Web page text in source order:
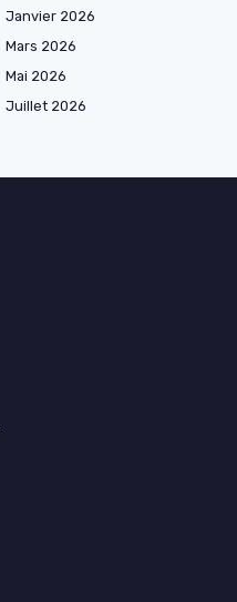
Janvier 2026
Mars 2026
Mai 2026
Juillet 2026